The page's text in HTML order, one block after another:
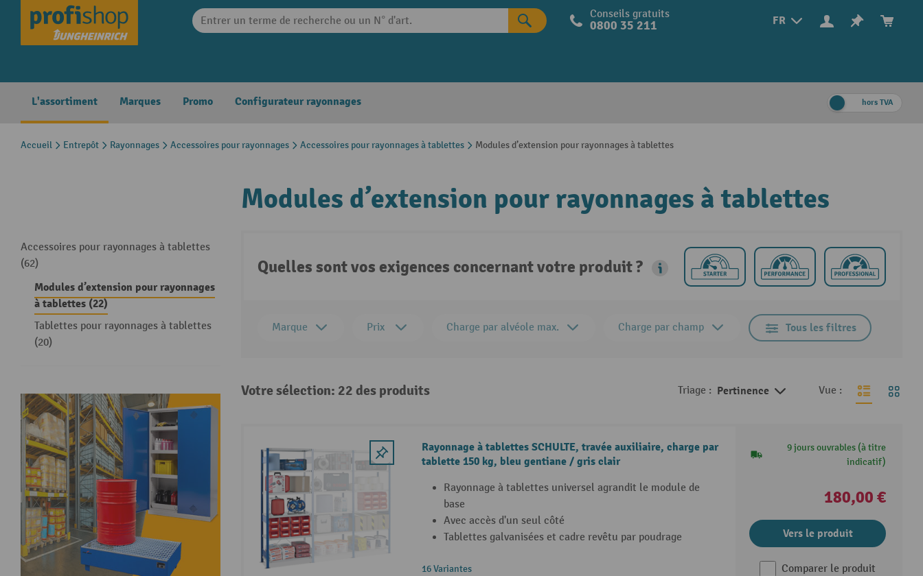
Skip to main navigation FR
Conseils gratuits
0800 35 211
L'assortiment Marques Promo Configurateur rayonnages hors TVA
Accueil Entrepôt Rayonnages Accessoires pour rayonnages Accessoires pour rayonnages à tablettes Modules d’extension pour rayonnages à tablettes
Accessoires pour rayonnages à tablettes
(62)
Modules d’extension pour rayonnages
à tablettes (22)
Tablettes pour rayonnages à tablettes
(20)
Modules d’extension pour rayonnages à tablettes
Quelles sont vos exigences concernant votre produit ?
Marque Prix Charge par alvéole max. Charge par champ Tous les filtres
Votre sélection: 22 des produits Triage : Pertinence Vue :
Rayonnage à tablettes SCHULTE, travée auxiliaire, charge par
tablette 150 kg, bleu gentiane / gris clair
Rayonnage à tablettes universel agrandit le module de
base
Avec accès d'un seul côté
Tablettes galvanisées et cadre revêtu par poudrage
16 Variantes
9 jours ouvrables (à titre
indicatif)
180,00 €
Vers le produit
Comparer le produit